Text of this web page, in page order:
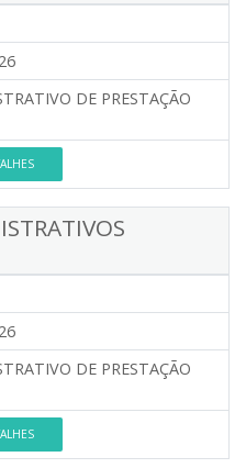
DE PRESTAÇÃO
DE PRESTAÇÃO